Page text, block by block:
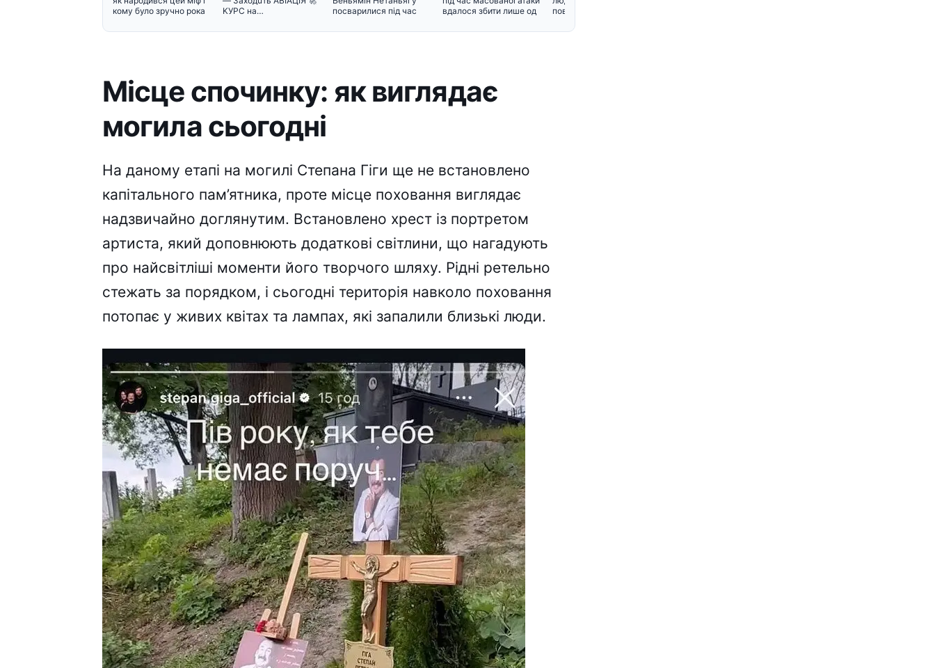
кому було зручно рока
KУPC нa…
посварилися під час
вдалося збити лише од
повернути Федорова
Місце спочинку: як виглядає
могила сьогодні
На даному етапі на могилі Степана Гіги ще не встановлено
капітального пам’ятника, проте місце поховання виглядає
надзвичайно доглянутим. Встановлено хрест із портретом
артиста, який доповнюють додаткові світлини, що нагадують
про найсвітліші моменти його творчого шляху. Рідні ретельно
стежать за порядком, і сьогодні територія навколо поховання
потопає у живих квітах та лампах, які запалили близькі люди.